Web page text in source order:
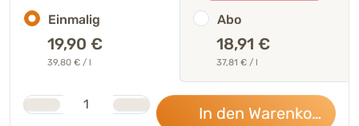
Einmalig
19,90 €
39,80 € / l
Abo
18,91 €
37,81 € / l
Anzahl
In den Warenkorb